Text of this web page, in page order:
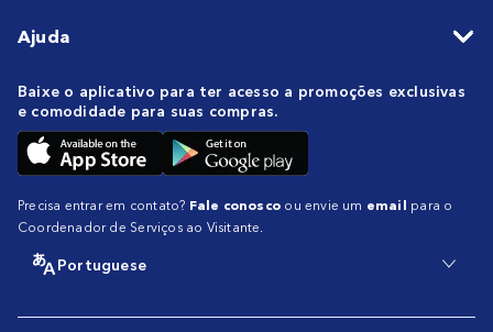
Ajuda
Baixe o aplicativo para ter acesso a promoções exclusivas
e comodidade para suas compras.
Precisa entrar em contato? Fale conosco ou envie um email para o
Coordenador de Serviços ao Visitante.
Portuguese